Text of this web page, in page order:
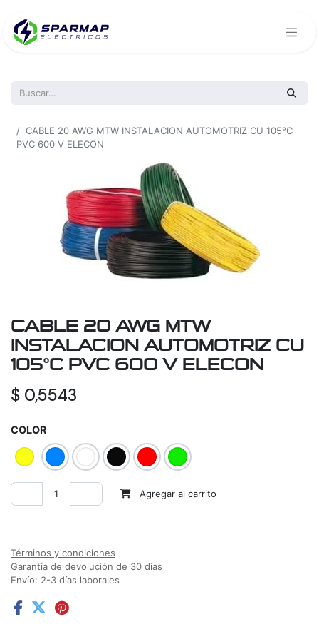
CABLE 20 AWG MTW INSTALACION AUTOMOTRIZ CU 105°C
PVC 600 V ELECON
CABLE 20 AWG MTW
INSTALACION AUTOMOTRIZ CU
105°C PVC 600 V ELECON
$ 0,5543
COLOR
Agregar al carrito
Términos y condiciones
Garantía de devolución de 30 días
Envío: 2-3 días laborales